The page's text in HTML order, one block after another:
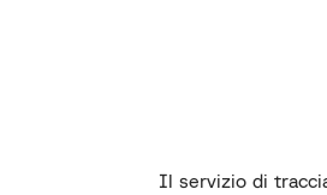
Il servizio di